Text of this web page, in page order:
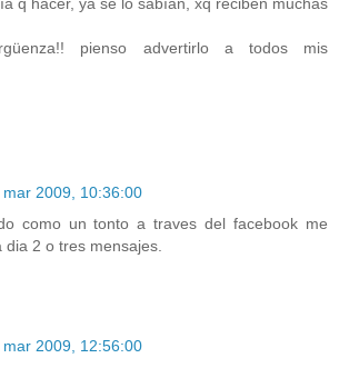
pienso advertirlo a todos mis
mar 2009, 10:36:00
como un tonto a traves del facebook me
dia 2 o tres mensajes.
mar 2009, 12:56:00